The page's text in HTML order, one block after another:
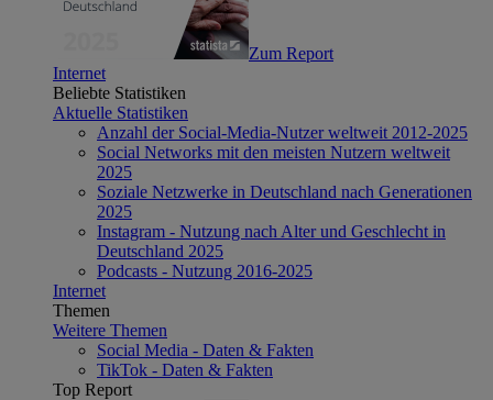
Zum Report
Internet
Beliebte Statistiken
Aktuelle Statistiken
Anzahl der Social-Media-Nutzer weltweit 2012-2025
Social Networks mit den meisten Nutzern weltweit
2025
Soziale Netzwerke in Deutschland nach Generationen
2025
Instagram - Nutzung nach Alter und Geschlecht in
Deutschland 2025
Podcasts - Nutzung 2016-2025
Internet
Themen
Weitere Themen
Social Media - Daten & Fakten
TikTok - Daten & Fakten
Top Report